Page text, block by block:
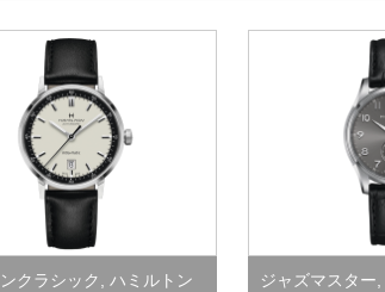
クラシック, ハミルトン ジャズマスター,